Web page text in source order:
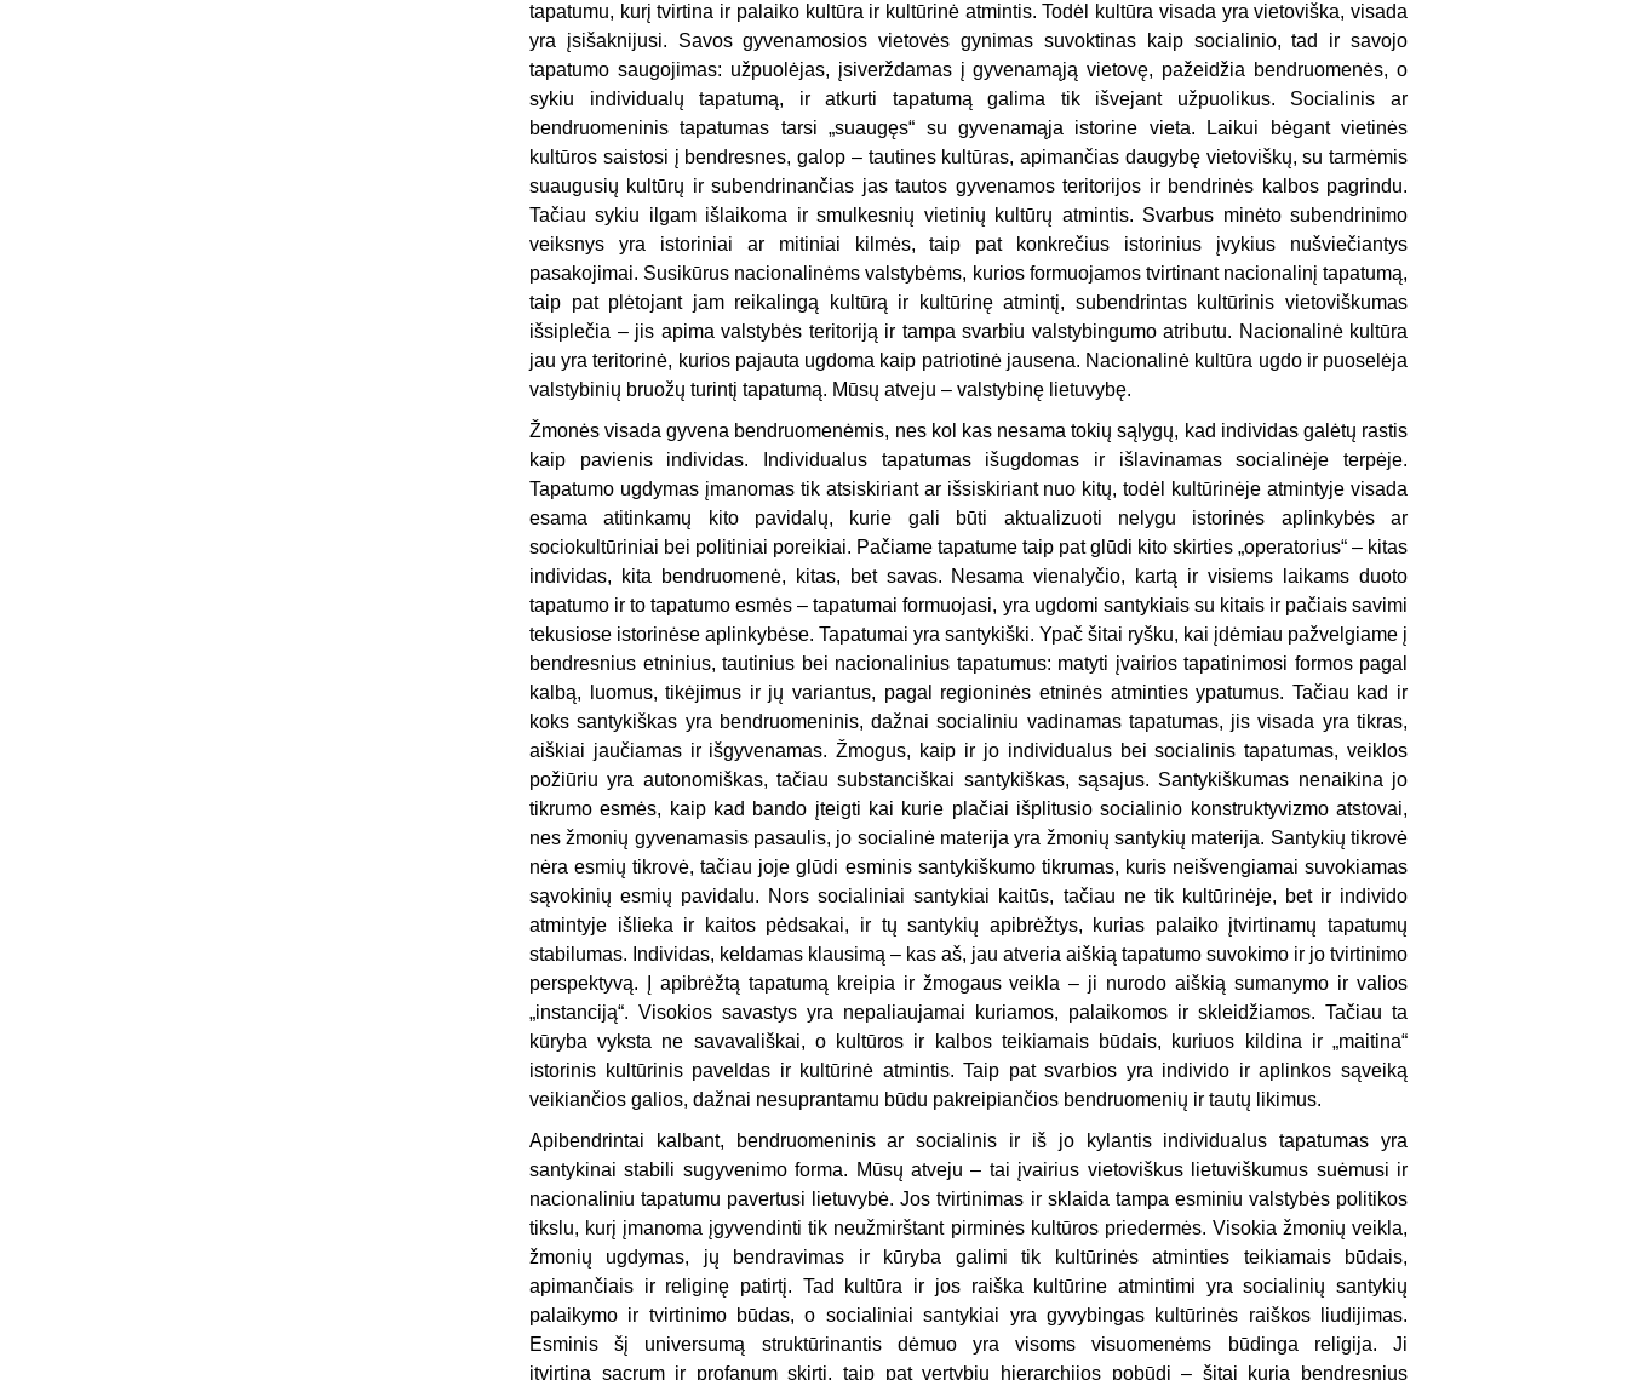
tapatumu, kurį tvirtina ir palaiko kultūra ir kultūrinė atmintis. Todėl kultūra visada yra vietoviška, visada
yra įsišaknijusi. Savos gyvenamosios vietovės gynimas suvoktinas kaip socialinio, tad ir savojo
tapatumo saugojimas: užpuolėjas, įsiverždamas į gyvenamąją vietovę, pažeidžia bendruomenės, o
sykiu individualų tapatumą, ir atkurti tapatumą galima tik išvejant užpuolikus. Socialinis ar
bendruomeninis tapatumas tarsi „suaugęs“ su gyvenamąja istorine vieta. Laikui bėgant vietinės
kultūros saistosi į bendresnes, galop – tautines kultūras, apimančias daugybę vietoviškų, su tarmėmis
suaugusių kultūrų ir subendrinančias jas tautos gyvenamos teritorijos ir bendrinės kalbos pagrindu.
Tačiau sykiu ilgam išlaikoma ir smulkesnių vietinių kultūrų atmintis. Svarbus minėto subendrinimo
veiksnys yra istoriniai ar mitiniai kilmės, taip pat konkrečius istorinius įvykius nušviečiantys
pasakojimai. Susikūrus nacionalinėms valstybėms, kurios formuojamos tvirtinant nacionalinį tapatumą,
taip pat plėtojant jam reikalingą kultūrą ir kultūrinę atmintį, subendrintas kultūrinis vietoviškumas
išsiplečia – jis apima valstybės teritoriją ir tampa svarbiu valstybingumo atributu. Nacionalinė kultūra
jau yra teritorinė, kurios pajauta ugdoma kaip patriotinė jausena. Nacionalinė kultūra ugdo ir puoselėja
valstybinių bruožų turintį tapatumą. Mūsų atveju – valstybinę lietuvybę.
Žmonės visada gyvena bendruomenėmis, nes kol kas nesama tokių sąlygų, kad individas galėtų rastis
kaip pavienis individas. Individualus tapatumas išugdomas ir išlavinamas socialinėje terpėje.
Tapatumo ugdymas įmanomas tik atsiskiriant ar išsiskiriant nuo kitų, todėl kultūrinėje atmintyje visada
esama atitinkamų kito pavidalų, kurie gali būti aktualizuoti nelygu istorinės aplinkybės ar
sociokultūriniai bei politiniai poreikiai. Pačiame tapatume taip pat glūdi kito skirties „operatorius“ – kitas
individas, kita bendruomenė, kitas, bet savas. Nesama vienalyčio, kartą ir visiems laikams duoto
tapatumo ir to tapatumo esmės – tapatumai formuojasi, yra ugdomi santykiais su kitais ir pačiais savimi
tekusiose istorinėse aplinkybėse. Tapatumai yra santykiški. Ypač šitai ryšku, kai įdėmiau pažvelgiame į
bendresnius etninius, tautinius bei nacionalinius tapatumus: matyti įvairios tapatinimosi formos pagal
kalbą, luomus, tikėjimus ir jų variantus, pagal regioninės etninės atminties ypatumus. Tačiau kad ir
koks santykiškas yra bendruomeninis, dažnai socialiniu vadinamas tapatumas, jis visada yra tikras,
aiškiai jaučiamas ir išgyvenamas. Žmogus, kaip ir jo individualus bei socialinis tapatumas, veiklos
požiūriu yra autonomiškas, tačiau substanciškai santykiškas, sąsajus. Santykiškumas nenaikina jo
tikrumo esmės, kaip kad bando įteigti kai kurie plačiai išplitusio socialinio konstruktyvizmo atstovai,
nes žmonių gyvenamasis pasaulis, jo socialinė materija yra žmonių santykių materija. Santykių tikrovė
nėra esmių tikrovė, tačiau joje glūdi esminis santykiškumo tikrumas, kuris neišvengiamai suvokiamas
sąvokinių esmių pavidalu. Nors socialiniai santykiai kaitūs, tačiau ne tik kultūrinėje, bet ir individo
atmintyje išlieka ir kaitos pėdsakai, ir tų santykių apibrėžtys, kurias palaiko įtvirtinamų tapatumų
stabilumas. Individas, keldamas klausimą – kas aš, jau atveria aiškią tapatumo suvokimo ir jo tvirtinimo
perspektyvą. Į apibrėžtą tapatumą kreipia ir žmogaus veikla – ji nurodo aiškią sumanymo ir valios
„instanciją“. Visokios savastys yra nepaliaujamai kuriamos, palaikomos ir skleidžiamos. Tačiau ta
kūryba vyksta ne savavališkai, o kultūros ir kalbos teikiamais būdais, kuriuos kildina ir „maitina“
istorinis kultūrinis paveldas ir kultūrinė atmintis. Taip pat svarbios yra individo ir aplinkos sąveiką
veikiančios galios, dažnai nesuprantamu būdu pakreipiančios bendruomenių ir tautų likimus.
Apibendrintai kalbant, bendruomeninis ar socialinis ir iš jo kylantis individualus tapatumas yra
santykinai stabili sugyvenimo forma. Mūsų atveju – tai įvairius vietoviškus lietuviškumus suėmusi ir
nacionaliniu tapatumu pavertusi lietuvybė. Jos tvirtinimas ir sklaida tampa esminiu valstybės politikos
tikslu, kurį įmanoma įgyvendinti tik neužmirštant pirminės kultūros priedermės. Visokia žmonių veikla,
žmonių ugdymas, jų bendravimas ir kūryba galimi tik kultūrinės atminties teikiamais būdais,
apimančiais ir religinę patirtį. Tad kultūra ir jos raiška kultūrine atmintimi yra socialinių santykių
palaikymo ir tvirtinimo būdas, o socialiniai santykiai yra gyvybingas kultūrinės raiškos liudijimas.
Esminis šį universumą struktūrinantis dėmuo yra visoms visuomenėms būdinga religija. Ji
įtvirtina sacrum ir profanum skirtį, taip pat vertybių hierarchijos pobūdį – šitai kuria bendresnius